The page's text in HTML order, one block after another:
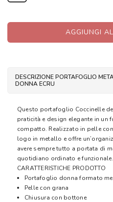
AGGIUNGI
DESCRIZIONE PORTAFOGLIO METALLIC
DONNA ECRU
Questo portafoglio Coccinelle
praticità e design elegante in un
compatto. Realizzato in pelle
logo in metallo e offre
avere sempre tutto a portata di
quotidiano ordinato e funzionale.
CARATTERISTICHE PRODOTTO
Portafoglio donna formato
Pelle con grana
Chiusura con bottone